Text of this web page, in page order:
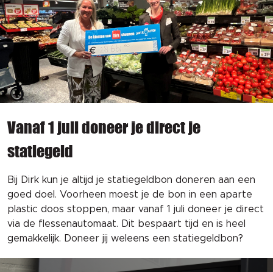
Vanaf 1 juli doneer je direct je
statiegeld
Bij Dirk kun je altijd je statiegeldbon doneren aan een
goed doel. Voorheen moest je de bon in een aparte
plastic doos stoppen, maar vanaf 1 juli doneer je direct
via de flessenautomaat. Dit bespaart tijd en is heel
gemakkelijk. Doneer jij weleens een statiegeldbon?